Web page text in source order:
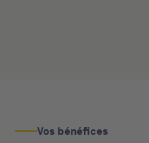
Vos bénéfices